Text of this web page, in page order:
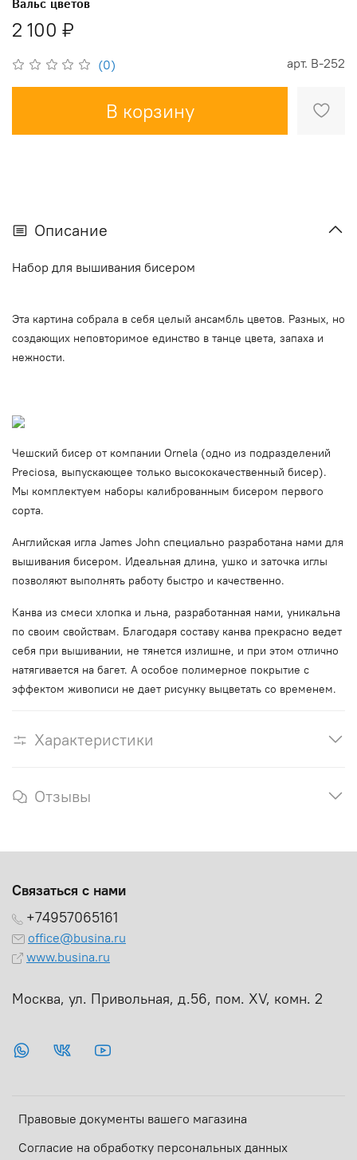
(0) арт. В-252
Вальс цветов
2 100 ₽
В корзину
Описание
Набор для вышивания бисером
Эта картина собрала в себя целый ансамбль цветов. Разных, но
создающих неповторимое единство в танце цвета, запаха и
нежности.
Чешский бисер от компании Ornela (одно из подразделений
Preciosa, выпускающее только высококачественный бисер).
Мы комплектуем наборы калиброванным бисером первого
сорта.
Английская игла James John специально разработана нами для
вышивания бисером. Идеальная длина, ушко и заточка иглы
позволяют выполнять работу быстро и качественно.
Канва из смеси хлопка и льна, разработанная нами, уникальна
по своим свойствам. Благодаря составу канва прекрасно ведет
себя при вышивании, не тянется излишне, и при этом отлично
натягивается на багет. А особое полимерное покрытие с
эффектом живописи не дает рисунку выцветать со временем.
Характеристики
Отзывы
Правовые документы вашего магазина
Согласие на обработку персональных данных
Связаться с нами
+74957065161
office@busina.ru
www.busina.ru
Москва, ул. Привольная, д.56, пом. ХV, комн. 2